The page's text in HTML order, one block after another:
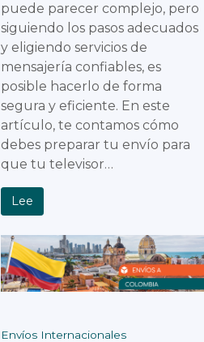
puede parecer complejo, pero
siguiendo los pasos adecuados
y eligiendo servicios de
mensajería confiables, es
posible hacerlo de forma
segura y eficiente. En este
artículo, te contamos cómo
debes preparar tu envío para
que tu televisor…
Lee
Envíos Internacionales